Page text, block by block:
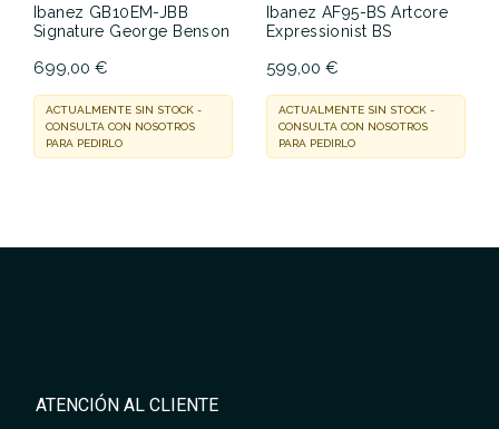
Ibanez GB10EM-JBB
Signature George Benson
699,00 €
ACTUALMENTE SIN STOCK -
CONSULTA CON NOSOTROS
PARA PEDIRLO
Ibanez AF95-BS Artcore
Expressionist BS
599,00 €
ACTUALMENTE SIN STOCK -
CONSULTA CON NOSOTROS
PARA PEDIRLO
ATENCIÓN AL CLIENTE